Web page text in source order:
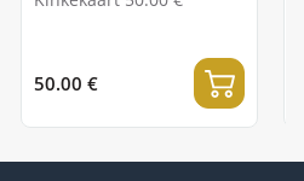
100.00 €